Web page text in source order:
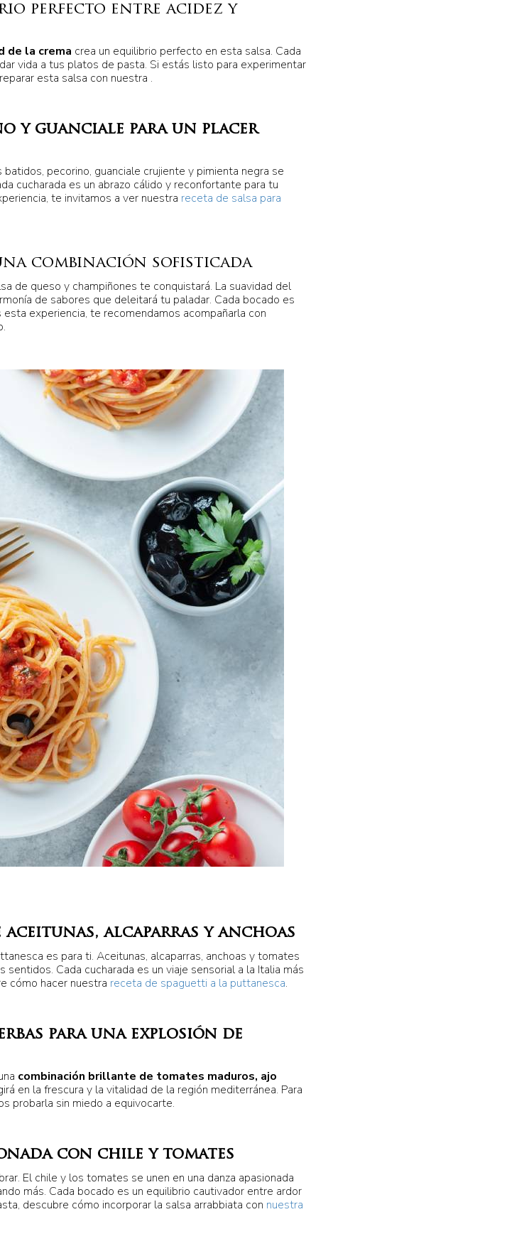
perfecto entre acidez y
de la crema crea un equilibrio perfecto en esta salsa. Cada
vida a tus platos de pasta. Si estás listo para experimentar
esta salsa con nuestra .
y guanciale para un placer
batidos, pecorino, guanciale crujiente y pimienta negra se
cucharada es un abrazo cálido y reconfortante para tu
te invitamos a ver nuestra receta de salsa para
combinación sofisticada
de queso y champiñones te conquistará. La suavidad del
de sabores que deleitará tu paladar. Cada bocado es
experiencia, te recomendamos acompañarla con
alcaparras y anchoas
es para ti. Aceitunas, alcaparras, anchoas y tomates
Cada cucharada es un viaje sensorial a la Italia más
cómo hacer nuestra receta de spaguetti a la puttanesca.
para una explosión de
combinación brillante de tomates maduros, ajo
en la frescura y la vitalidad de la región mediterránea. Para
probarla sin miedo a equivocarte.
con chile y tomates
El chile y los tomates se unen en una danza apasionada
más. Cada bocado es un equilibrio cautivador entre ardor
descubre cómo incorporar la salsa arrabbiata con nuestra